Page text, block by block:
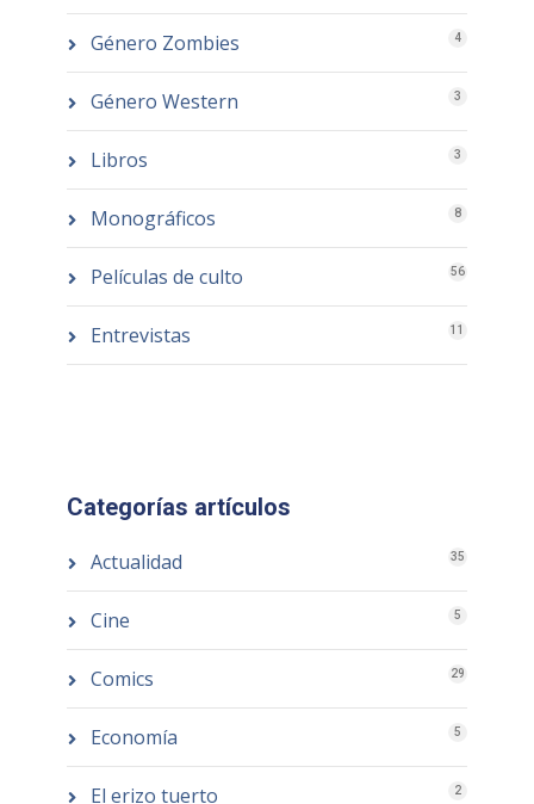
Género Zombies 4
Género Western 3
Libros 3
Monográficos 8
Películas de culto 56
Entrevistas 11
Categorías artículos
Actualidad 35
Cine 5
Comics 29
Economía 5
El erizo tuerto 2